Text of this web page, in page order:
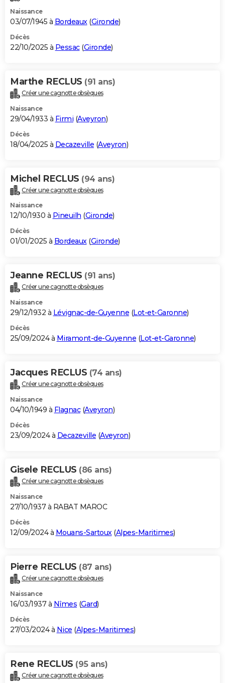
Naissance
03/07/1945 à Bordeaux(Gironde)
Décès
22/10/2025 à Pessac(Gironde)
Marthe RECLUS (91 ans)
Créer une cagnotte obsèques
Naissance
29/04/1933 à Firmi (Aveyron)
Décès
18/04/2025 à Decazeville (Aveyron)
Michel RECLUS (94 ans)
Créer une cagnotte obsèques
Naissance
12/10/1930 à Pineuilh (Gironde)
Décès
01/01/2025 à Bordeaux(Gironde)
Jeanne RECLUS (91 ans)
Créer une cagnotte obsèques
Naissance
29/12/1932 à Lévignac-de-Guyenne (Lot-et-Garonne)
Décès
25/09/2024 à Miramont-de-Guyenne (Lot-et-Garonne)
Jacques RECLUS (74 ans)
Créer une cagnotte obsèques
Naissance
04/10/1949 à Flagnac(Aveyron)
Décès
23/09/2024 à Decazeville (Aveyron)
Gisele RECLUS (86 ans)
Créer une cagnotte obsèques
Naissance
27/10/1937 à RABAT MAROC
Décès
12/09/2024 à Mouans-Sartoux(Alpes-Maritimes)
Pierre RECLUS (87 ans)
Créer une cagnotte obsèques
Naissance
16/03/1937 à Nîmes (Gard)
Décès
27/03/2024 à Nice (Alpes-Maritimes)
Rene RECLUS (95 ans)
Créer une cagnotte obsèques